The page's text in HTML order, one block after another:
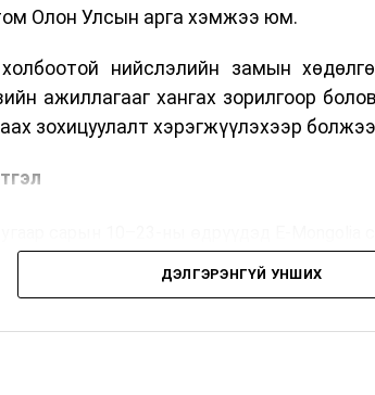
Олон Улсын арга хэмжээ юм.
нийслэлийн замын
ажиллагааг хангах зорилгоор
зохицуулалт хэрэгжүүлэхээр
сарын 17–28-ны өдрүүдэд E-Mongolia
хүүхэд бүртгэх дэмжлэгийн баг сургуулиуд
ДЭЛГЭРЭНГҮЙ УНШИХ